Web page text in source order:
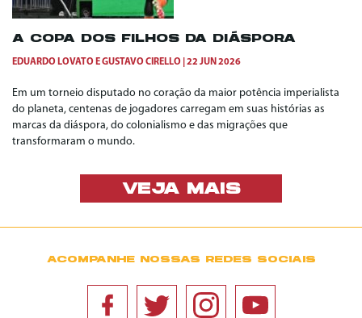
A COPA DOS FILHOS DA DIÁSPORA
EDUARDO LOVATO EGUSTAVO CIRELLO 22 JUN 2026
Em um torneio disputado no coração da maior potência imperialista
do planeta, centenas de jogadores carregam em suas histórias as
marcas da diáspora, do colonialismo e das migrações que
transformaram o mundo.
VEJA MAIS
ACOMPANHE NOSSAS REDES SOCIAIS